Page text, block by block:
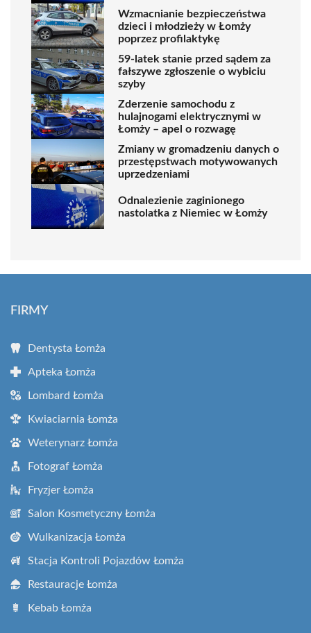
Wzmacnianie bezpieczeństwa
dzieci i młodzieży w Łomży
poprzez profilaktykę
59-latek stanie przed sądem za
fałszywe zgłoszenie o wybiciu
szyby
Zderzenie samochodu z
hulajnogami elektrycznymi w
Łomży – apel o rozwagę
Zmiany w gromadzeniu danych o
przestępstwach motywowanych
uprzedzeniami
Odnalezienie zaginionego
nastolatka z Niemiec w Łomży
FIRMY
Dentysta Łomża
Apteka Łomża
Lombard Łomża
Kwiaciarnia Łomża
Weterynarz Łomża
Fotograf Łomża
Fryzjer Łomża
Salon Kosmetyczny Łomża
Wulkanizacja Łomża
Stacja Kontroli Pojazdów Łomża
Restauracje Łomża
Kebab Łomża